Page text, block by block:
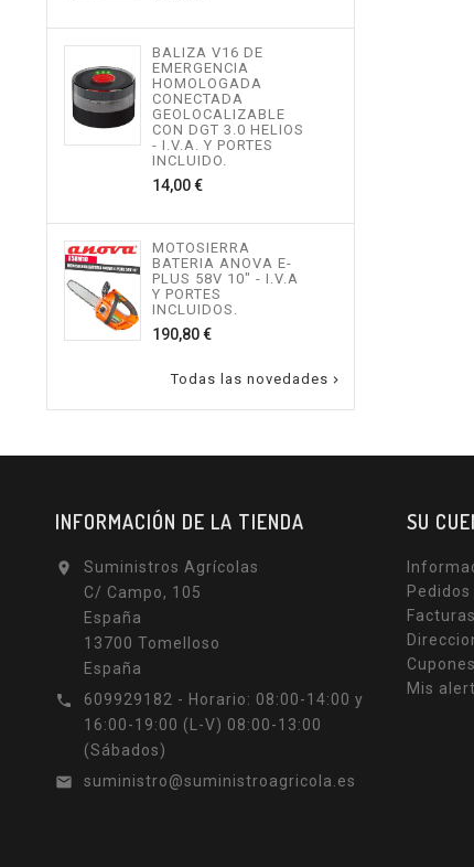
BALIZA V16 DE
EMERGENCIA
HOMOLOGADA
CONECTADA
GEOLOCALIZABLE
CON DGT 3.0 HELIOS
- I.V.A. Y PORTES
INCLUIDO.
14,00 €Precio
MOTOSIERRA
BATERIA ANOVA E-
PLUS 58V 10" - I.V.A
Y PORTES
INCLUIDOS.
190,80 €Precio
Todas las novedades 
INFORMACIÓN DE LA TIENDA

Suministros Agrícolas
C/ Campo, 105
España
13700 Tomelloso
España

609929182 - Horario: 08:00-14:00 y
16:00-19:00 (L-V) 08:00-13:00
(Sábados)

suministro@suministroagricola.es
SU
Pedidos
Mis